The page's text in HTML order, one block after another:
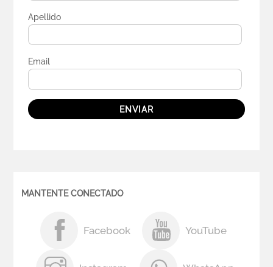
Apellido
Email
ENVIAR
MANTENTE CONECTADO
Facebook YouTube